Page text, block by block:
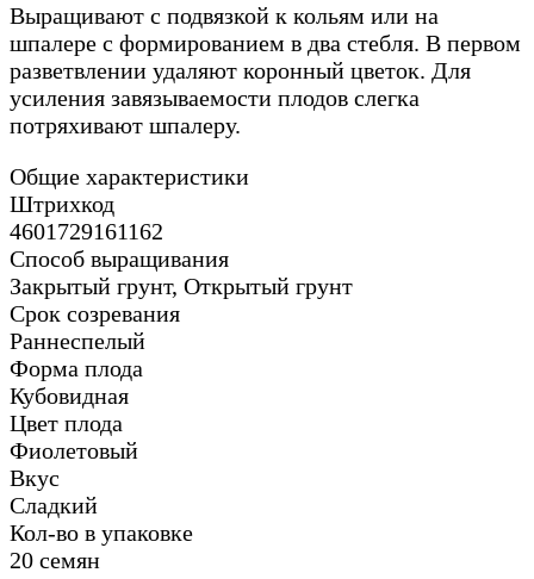
Выращивают с подвязкой к кольям или на
шпалере с формированием в два стебля. В первом
разветвлении удаляют коронный цветок. Для
усиления завязываемости плодов слегка
потряхивают шпалеру.
Общие характеристики
Штрихкод
4601729161162
Способ выращивания
Закрытый грунт, Открытый грунт
Срок созревания
Раннеспелый
Форма плода
Кубовидная
Цвет плода
Фиолетовый
Вкус
Сладкий
Кол-во в упаковке
20 семян